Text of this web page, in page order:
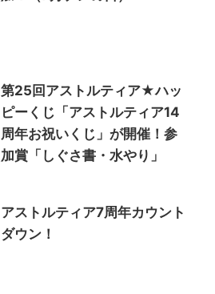
第25回アストルティア★ハッ
ピーくじ「アストルティア14
周年お祝いくじ」が開催！参
加賞「しぐさ書・水やり」
アストルティア7周年カウント
ダウン！